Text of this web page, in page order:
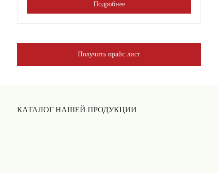
Подробнее
Получить прайс лист
КАТАЛОГ НАШЕЙ ПРОДУКЦИИ